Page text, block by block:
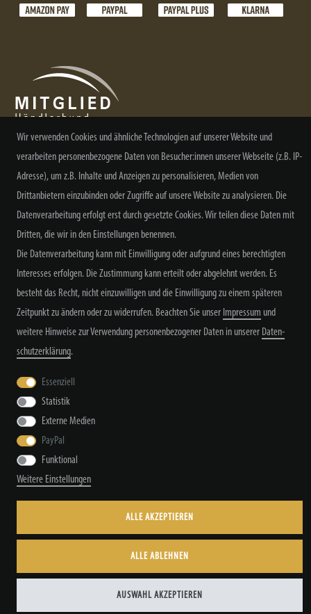
NEWSLETTER ABONNIEREN
Alle Preisangaben inkl. MwSt. zzgl. Versand
Daten­schutz­erklärung
© Copyright by TacStyle4 GbR 2026 | Alle Rechte vorbehalten.
Wir verwenden Cookies und ähnliche Technologien auf unserer Website und
verarbeiten personenbezogene Daten von Besucher:innen unserer Webseite (z.B. IP-
Adresse), um z.B. Inhalte und Anzeigen zu personalisieren, Medien von
Drittanbietern einzubinden oder Zugriffe auf unsere Website zu analysieren. Die
Datenverarbeitung erfolgt erst durch gesetzte Cookies. Wir teilen diese Daten mit
Dritten, die wir in den Einstellungen benennen.
Die Datenverarbeitung kann mit Einwilligung oder aufgrund eines berechtigten
Interesses erfolgen. Die Zustimmung kann erteilt oder abgelehnt werden. Es
besteht das Recht, nicht einzuwilligen und die Einwilligung zu einem späteren
Zeitpunkt zu ändern oder zu widerrufen. Beachten Sie unser Impressum und
weitere Hinweise zur Verwendung personenbezogener Daten in unserer Daten­
schutz­erklärung.
Essenziell
Statistik
Externe Medien
PayPal
Funktional
Weitere Einstellungen
ALLE AKZEPTIEREN
ALLE ABLEHNEN
AUSWAHL AKZEPTIEREN